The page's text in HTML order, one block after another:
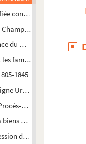
conforme à l'original,
Archives de
du marquis Charles
familles de Gaufreteau
1845.
Urbain du Trousset
verbal fait par
biens délaissés par dame
de Catherine de